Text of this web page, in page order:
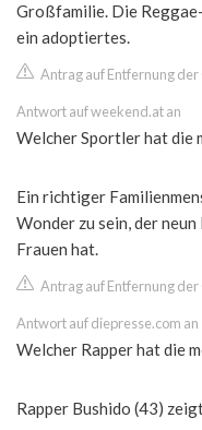
Großfamilie. Die
ein adoptiertes.
Antrag auf Entfernung der
Antwort auf weekend.at an
Welcher Sportler hat die
Ein richtiger
Wonder zu sein, der
Frauen hat.
Antrag auf Entfernung der
Antwort auf diepresse.com an
Welcher Rapper hat die
Rapper Bushido (43)